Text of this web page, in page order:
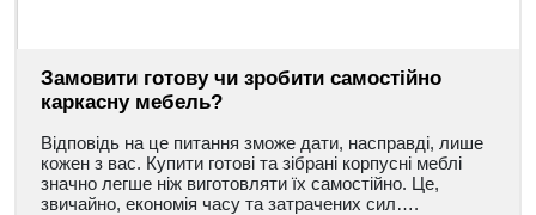
Замовити готову чи зробити самостійно
каркасну мебель?
Відповідь на це питання зможе дати, насправді, лише
кожен з вас. Купити готові та зібрані корпусні меблі
значно легше ніж виготовляти їх самостійно. Це,
звичайно, економія часу та затрачених сил….